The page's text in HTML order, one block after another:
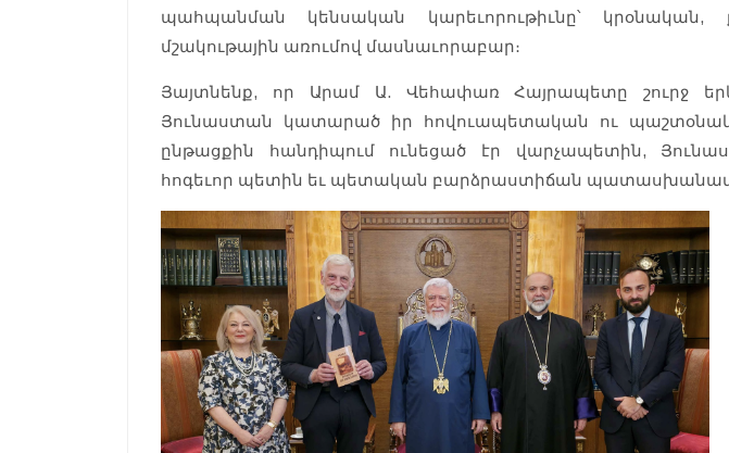
պահպանման կենսական կարեւորութիւնը՝
մշակութային առումով մասնաւորաբար։
Յայտնենք, որ Արամ Ա. Վեհափառ Հայրապետը շուրջ
Յունաստան կատարած իր հովուապետական ու
ընթացքին հանդիպում ունեցած էր վարչապետին,
հոգեւոր պետին եւ պետական բարձրաստիճան